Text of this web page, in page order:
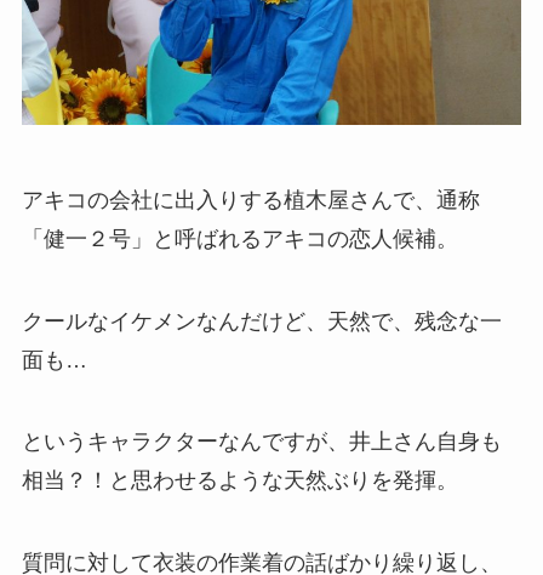
アキコの会社に出入りする植木屋さんで、通称
「健一２号」と呼ばれるアキコの恋人候補。
クールなイケメンなんだけど、天然で、残念な一
面も…
というキャラクターなんですが、井上さん自身も
相当？！と思わせるような天然ぶりを発揮。
質問に対して衣装の作業着の話ばかり繰り返し、